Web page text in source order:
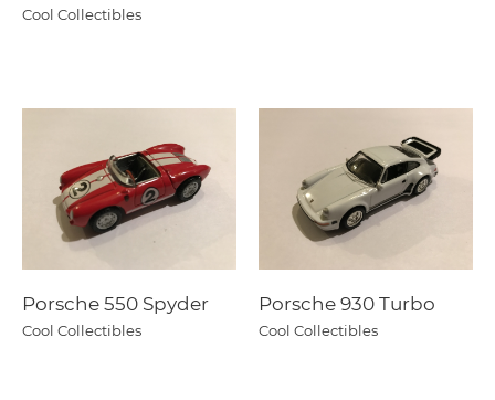
Cool Collectibles
Porsche 550 Spyder
Cool Collectibles
Porsche 930 Turbo
Cool Collectibles